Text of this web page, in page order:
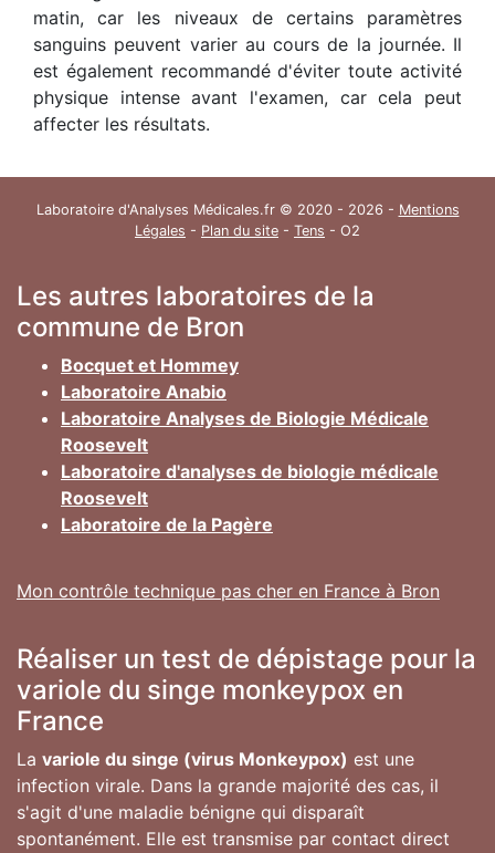
matin, car les niveaux de certains paramètres
sanguins peuvent varier au cours de la journée. Il
est également recommandé d'éviter toute activité
physique intense avant l'examen, car cela peut
affecter les résultats.
Laboratoire d'Analyses Médicales.fr © 2020 - 2026 - Mentions
Légales - Plan du site - Tens - O2
Les autres laboratoires de la
commune de Bron
Bocquet et Hommey
Laboratoire Anabio
Laboratoire Analyses de Biologie Médicale
Roosevelt
Laboratoire d'analyses de biologie médicale
Roosevelt
Laboratoire de la Pagère
Mon contrôle technique pas cher en France à Bron
Réaliser un test de dépistage pour la
variole du singe monkeypox en
France
La variole du singe (virus Monkeypox) est une
infection virale. Dans la grande majorité des cas, il
s'agit d'une maladie bénigne qui disparaît
spontanément. Elle est transmise par contact direct